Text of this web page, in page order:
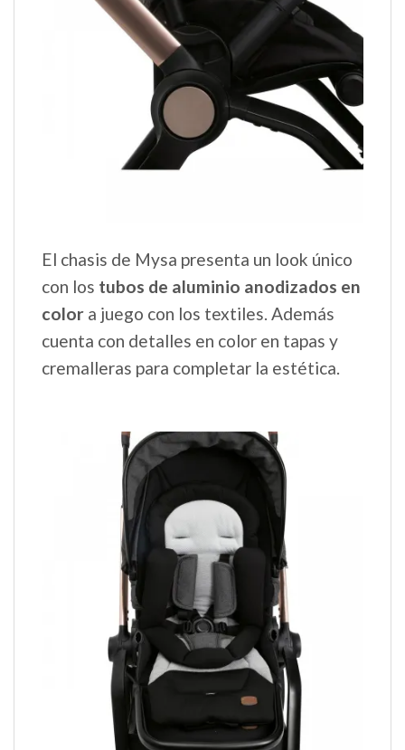
El chasis de Mysa presenta un look único
con los tubos de aluminio anodizados en
color a juego con los textiles. Además
cuenta con detalles en color en tapas y
cremalleras para completar la estética.